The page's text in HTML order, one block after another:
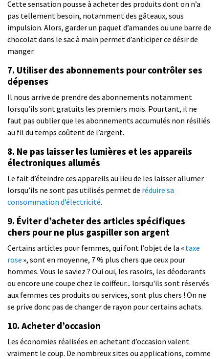
Cette sensation pousse à acheter des produits dont on n’a
pas tellement besoin, notamment des gâteaux, sous
impulsion. Alors, garder un paquet d’amandes ou une barre de
chocolat dans le sac à main permet d’anticiper ce désir de
manger.
7. Utiliser des abonnements pour contrôler ses
dépenses
Il nous arrive de prendre des abonnements notamment
lorsqu’ils sont gratuits les premiers mois. Pourtant, il ne
faut pas oublier que les abonnements accumulés non résiliés
au fil du temps coûtent de l’argent.
8. Ne pas laisser les lumières et les appareils
électroniques allumés
Le fait d’éteindre ces appareils au lieu de les laisser allumer
lorsqu’ils ne sont pas utilisés permet de réduire sa
consommation d’électricité.
9. Éviter d’acheter des articles spécifiques
chers pour ne plus gaspiller son argent
Certains articles pour femmes, qui font l’objet de la « taxe
rose », sont en moyenne, 7 % plus chers que ceux pour
hommes. Vous le saviez ? Oui oui, les rasoirs, les déodorants
ou encore une coupe chez le coiffeur... lorsqu'ils sont réservés
aux femmes ces produits ou services, sont plus chers ! On ne
se prive donc pas de changer de rayon pour certains achats.
10. Acheter d’occasion
Les économies réalisées en achetant d’occasion valent
vraiment le coup. De nombreux sites ou applications, comme